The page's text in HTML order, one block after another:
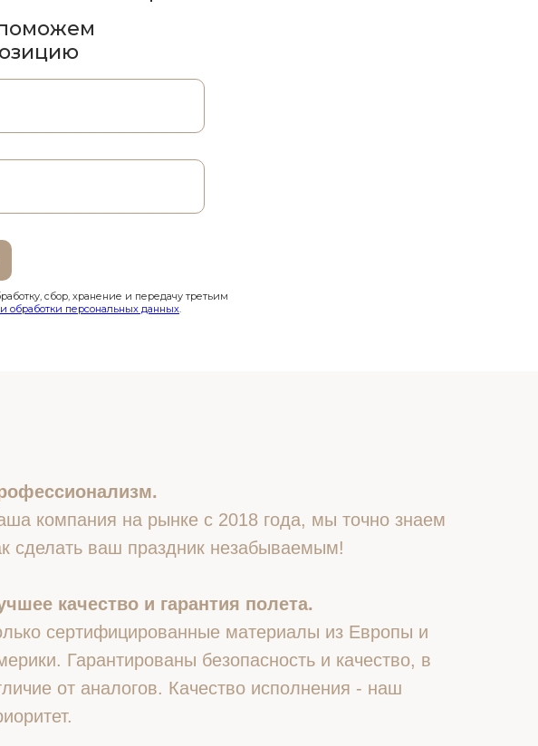
сбор, хранение и передачу третьим
обработки персональных данных.
компания на рынке с 2018 года, мы точно знаем
сделать ваш праздник незабываемым!
качество и гарантия полета.
сертифицированные материалы из Европы и
Гарантированы безопасность и качество, в
от аналогов. Качество исполнения - наш